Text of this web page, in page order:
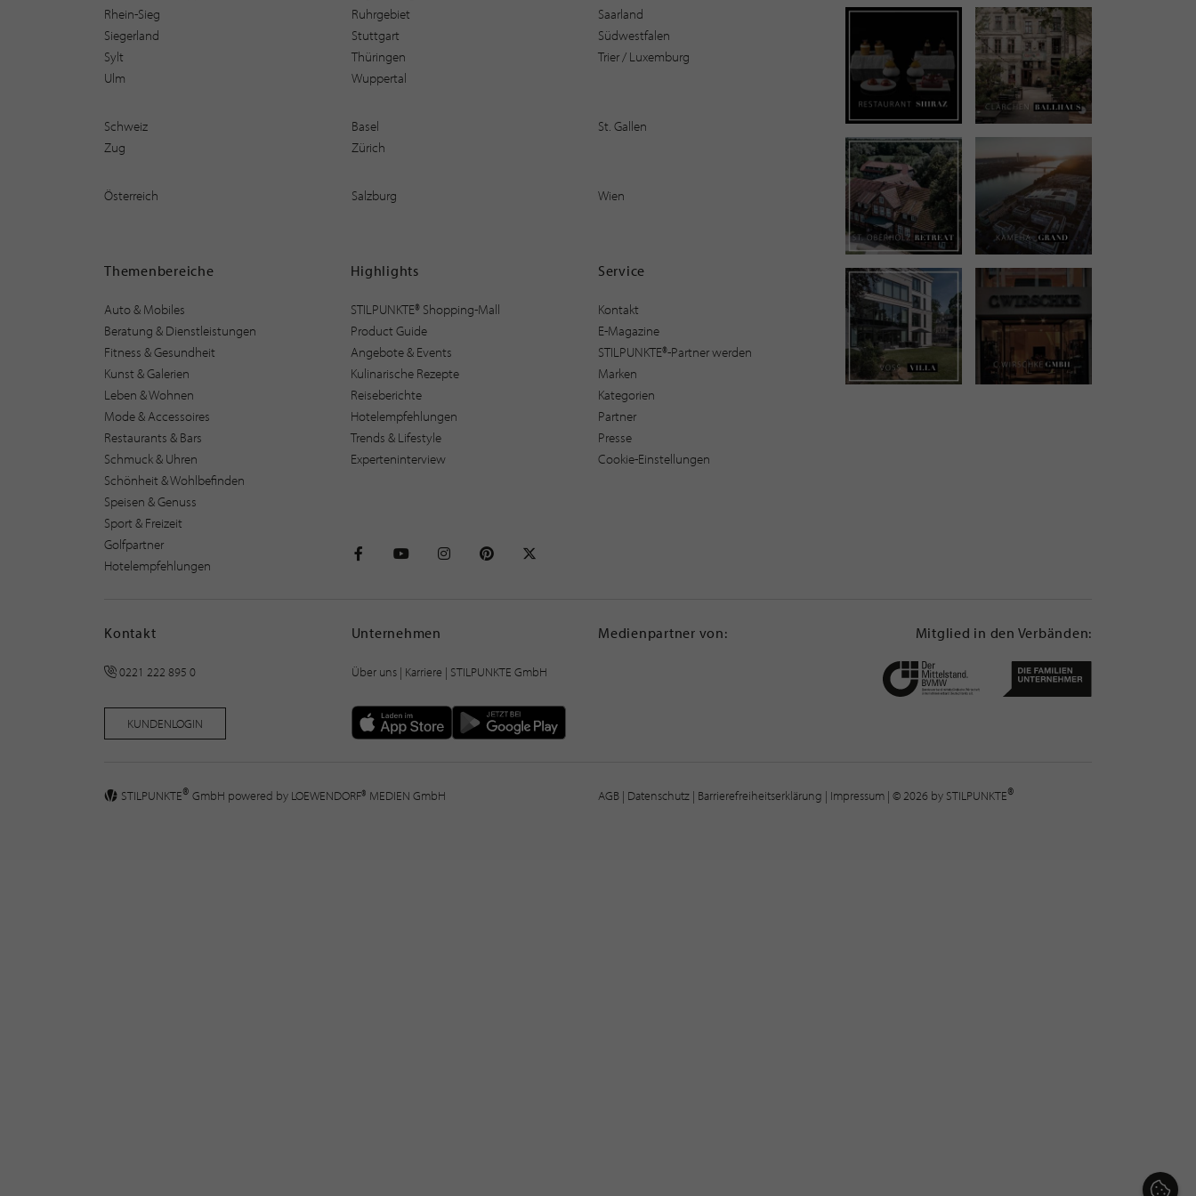
Rhein-Sieg
Ruhrgebiet
Saarland
Siegerland
Stuttgart
Südwestfalen
Sylt
Thüringen
Trier / Luxemburg
Ulm
Wuppertal
Schweiz Basel
St. Gallen
Zug
Zürich
Österreich Salzburg Wien
Themenbereiche
Auto & Mobiles
Beratung & Dienstleistungen
Fitness & Gesundheit
Kunst & Galerien
Leben & Wohnen
Mode & Accessoires
Restaurants & Bars
Schmuck & Uhren
Schönheit & Wohlbefinden
Speisen & Genuss
Sport & Freizeit
Golfpartner
Hotelempfehlungen
Highlights
STILPUNKTE® Shopping-Mall
Product Guide
Angebote & Events
Kulinarische Rezepte
Reiseberichte
Hotelempfehlungen
Trends & Lifestyle
Experteninterview
Service
Kontakt
E-Magazine
STILPUNKTE®-Partner werden
Marken
Kategorien
Partner
Presse
Cookie-Einstellungen
Kontakt
0221 222 895 0
KUNDENLOGIN
Unternehmen
Über uns| Karriere | STILPUNKTE GmbH
Medienpartner von: Mitglied in den Verbänden:
STILPUNKTE® GmbH powered by LOEWENDORF® MEDIEN GmbH AGB | Datenschutz | Barrierefreiheitserklärung | Impressum | © 2026 by STILPUNKTE®